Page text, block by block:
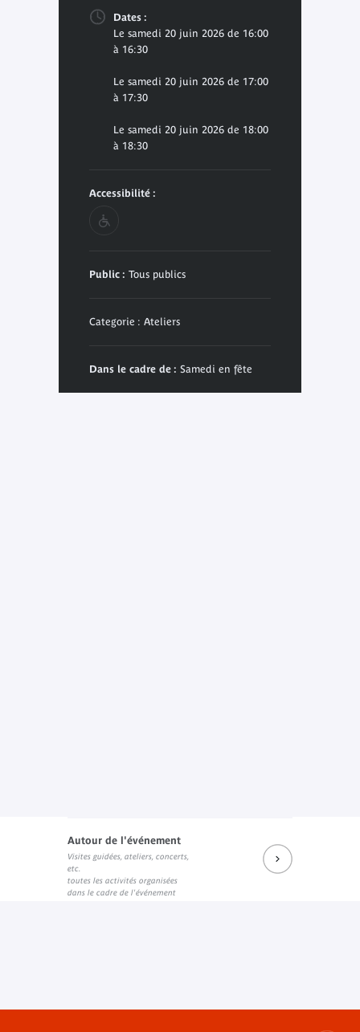
Dates :
Le samedi 20 juin 2026 de 16:00
à 16:30
Le samedi 20 juin 2026 de 17:00
à 17:30
Le samedi 20 juin 2026 de 18:00
à 18:30
Accessibilité :
Public : Tous publics
Categorie : Ateliers
Dans le cadre de : Samedi en fête
Autour de l'événement
Visites guidées, ateliers, concerts,
etc.
toutes les activités organisées
dans le cadre de l'événement